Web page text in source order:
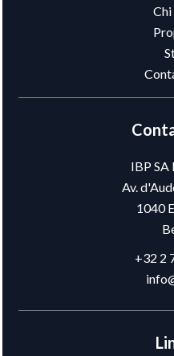
Chi
IBP SA
Av.
1040
+32 2